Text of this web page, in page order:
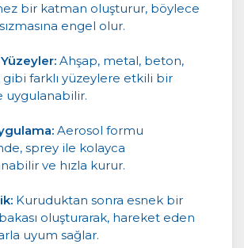
bir katman oluşturur, böylece
engel olur.
Ahşap, metal, beton,
gibi farklı yüzeylere etkili bir
uygulanabilir.
Aerosol formu
sprey ile kolayca
ve hızla kurur.
Kuruduktan sonra esnek bir
oluşturarak, hareket eden
uyum sağlar.